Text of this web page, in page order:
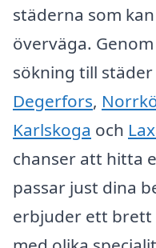
städerna som
överväga.
sökning till städer
Degerfors,
Karlskoga och
chanser att hitta
passar just dina
erbjuder ett